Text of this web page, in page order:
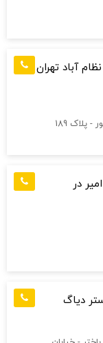
آباد تهران
189
در
دیاگ